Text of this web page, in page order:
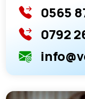
0565
0792